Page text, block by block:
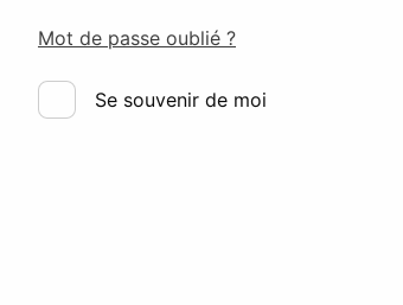
Mot de passe oublié ?
Se souvenir de moi